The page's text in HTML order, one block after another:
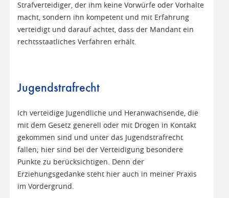
Strafverteidiger, der ihm keine Vorwürfe oder Vorhalte
macht, sondern ihn kompetent und mit Erfahrung
verteidigt und darauf achtet, dass der Mandant ein
rechtsstaatliches Verfahren erhält.
Jugendstrafrecht
Ich verteidige Jugendliche und Heranwachsende, die
mit dem Gesetz generell oder mit Drogen in Kontakt
gekommen sind und unter das Jugendstrafrecht
fallen; hier sind bei der Verteidigung besondere
Punkte zu berücksichtigen. Denn der
Erziehungsgedanke steht hier auch in meiner Praxis
im Vordergrund.